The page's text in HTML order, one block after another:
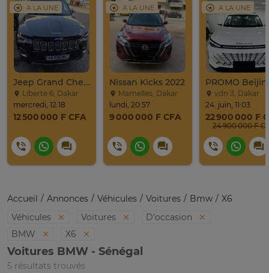
A LA UNE
Jeep Grand Cherokee Overland 2019 À Vendre
Liberte 6, Dakar
mercredi, 12:18
12 500 000 F CFA
A LA UNE
Nissan Kicks 2022
Mamelles, Dakar
lundi, 20:57
9 000 000 F CFA
A LA UNE
vdn 3, Dakar
24. juin, 11:03
22 900 000 F
Accueil Annonces Véhicules Voitures Bmw
X6
Véhicules
Voitures
D'occasion
BMW
X6
Voitures BMW - Sénégal
5 résultats trouvés